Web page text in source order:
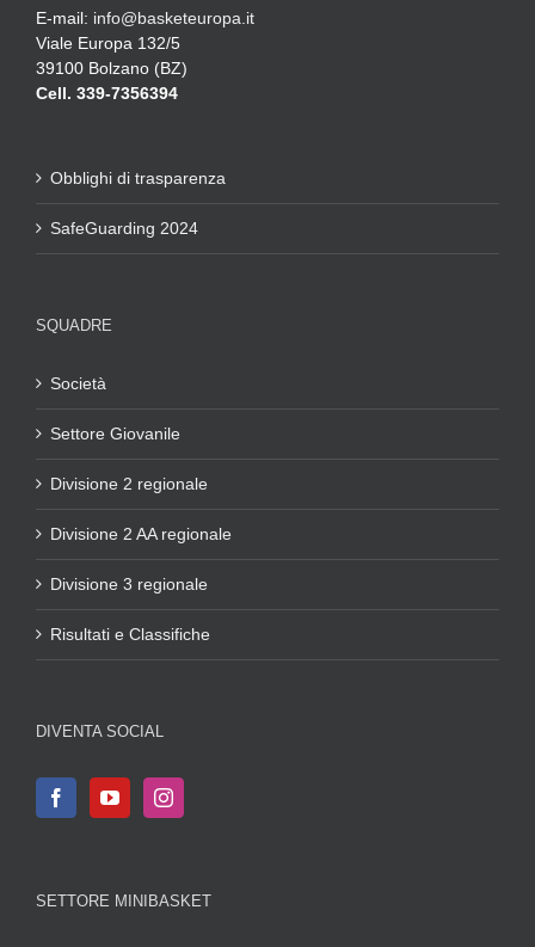
E-mail: info@basketeuropa.it
Viale Europa 132/5
39100 Bolzano (BZ)
Cell. 339-7356394
Obblighi di trasparenza
SafeGuarding 2024
SQUADRE
Società
Settore Giovanile
Divisione 2 regionale
Divisione 2 AA regionale
Divisione 3 regionale
Risultati e Classifiche
DIVENTA SOCIAL
SETTORE MINIBASKET